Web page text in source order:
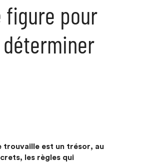
figure pour
trouvaille est un trésor, au
les règles qui